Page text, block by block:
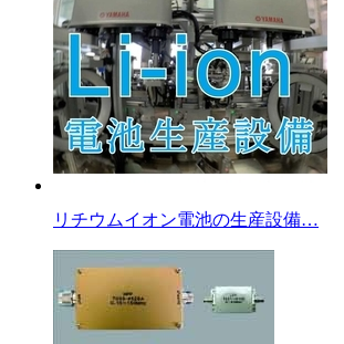
リチウムイオン電池の生産設備…